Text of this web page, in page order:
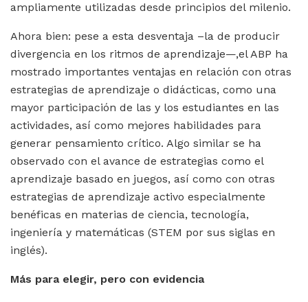
ampliamente utilizadas desde principios del milenio.
Ahora bien: pese a esta desventaja –la de producir
divergencia en los ritmos de aprendizaje—,el ABP ha
mostrado importantes ventajas en relación con otras
estrategias de aprendizaje o didácticas, como una
mayor participación de las y los estudiantes en las
actividades, así como mejores habilidades para
generar pensamiento crítico. Algo similar se ha
observado con el avance de estrategias como el
aprendizaje basado en juegos, así como con otras
estrategias de aprendizaje activo especialmente
benéficas en materias de ciencia, tecnología,
ingeniería y matemáticas (STEM por sus siglas en
inglés).
Más para elegir, pero con evidencia